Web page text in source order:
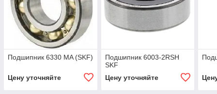
Подшипник 6330 MA (SKF)
Цену уточняйте
Подшипник 6003-2RSH
SKF
Цену уточняйте